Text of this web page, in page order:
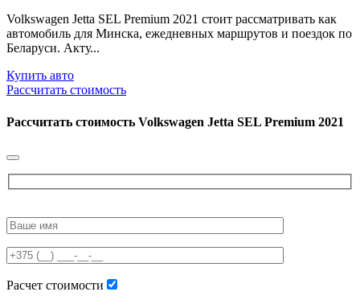
Volkswagen Jetta SEL Premium 2021 стоит рассматривать как
автомобиль для Минска, ежедневных маршрутов и поездок по
Беларуси. Акту...
Купить авто
Рассчитать стоимость
Рассчитать стоимость Volkswagen Jetta SEL Premium 2021
leave
field
empty.
Расчет стоимости